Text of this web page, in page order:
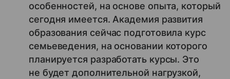
особенностей, на основе опыта, который
сегодня имеется. Академия развития
образования сейчас подготовила курс
семьеведения, на основании которого
планируется разработать курсы. Это
не будет дополнительной нагрузкой,